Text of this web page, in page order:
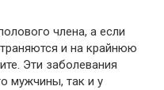
члена, а если
и на крайнюю
Эти заболевания
мужчины, так и у